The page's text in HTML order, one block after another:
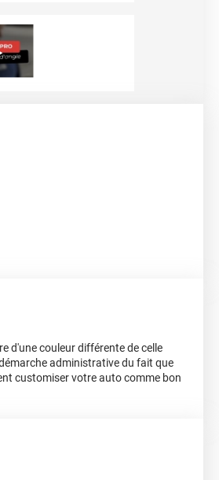
d'une couleur différente de celle
administrative du fait que
customiser votre auto comme bon